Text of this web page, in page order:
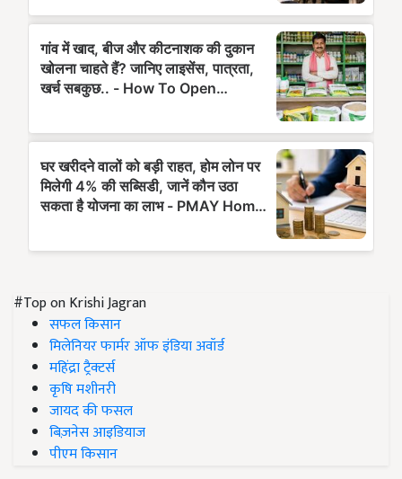
#Top on Krishi Jagran
सफल किसान
मिलेनियर फार्मर ऑफ इंडिया अवॉर्ड
महिंद्रा ट्रैक्टर्स
कृषि मशीनरी
जायद की फसल
बिज़नेस आइडियाज
पीएम किसान